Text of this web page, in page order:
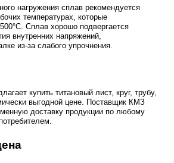
нагружения сплав рекомендуется
температурах, которые
Сплав хорошо подвергается
внутренних напряжений,
из-за слабого упрочнения.
купить титановый лист, круг, трубу,
выгодной цене. Поставщик КМЗ
доставку продукции по любому